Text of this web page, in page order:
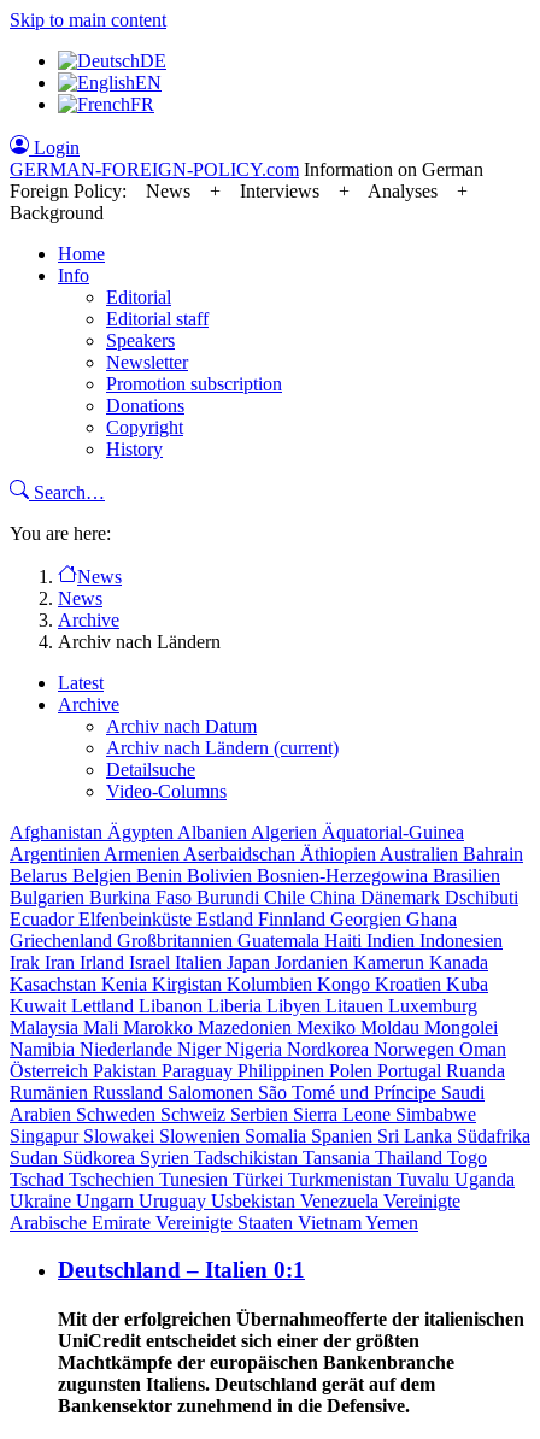
Skip to main content
DE
EN
FR
Login
GERMAN-FOREIGN-POLICY.com Information on German
Foreign Policy: News + Interviews + Analyses +
Background
Home
Info
Editorial
Editorial staff
Speakers
Newsletter
Promotion subscription
Donations
Copyright
History
Search…
You are here:
News
News
Archive
Archiv nach Ländern
Latest
Archive
Archiv nach Datum
Archiv nach Ländern (current)
Detailsuche
Video-Columns
Afghanistan Ägypten Albanien Algerien Äquatorial-Guinea
Argentinien Armenien Aserbaidschan Äthiopien Australien Bahrain
Belarus Belgien Benin Bolivien Bosnien-Herzegowina Brasilien
Bulgarien Burkina Faso Burundi Chile China Dänemark Dschibuti
EcuadorElfenbeinküste Estland Finnland Georgien Ghana
Griechenland Großbritannien Guatemala Haiti Indien Indonesien
Irak Iran Irland Israel Italien Japan Jordanien Kamerun Kanada
Kasachstan Kenia Kirgistan Kolumbien Kongo Kroatien Kuba
Kuwait Lettland Libanon Liberia Libyen Litauen Luxemburg
Malaysia Mali Marokko Mazedonien Mexiko Moldau Mongolei
Namibia Niederlande NigerNigeria Nordkorea Norwegen Oman
Österreich Pakistan Paraguay Philippinen Polen Portugal Ruanda
Rumänien Russland Salomonen São Tomé und Príncipe Saudi
Arabien Schweden Schweiz Serbien Sierra Leone Simbabwe
Singapur Slowakei Slowenien Somalia Spanien Sri Lanka Südafrika
Sudan Südkorea Syrien Tadschikistan Tansania Thailand Togo
Tschad Tschechien Tunesien Türkei Turkmenistan Tuvalu Uganda
Ukraine Ungarn Uruguay Usbekistan Venezuela Vereinigte
Arabische Emirate Vereinigte Staaten VietnamYemen
Deutschland – Italien 0:1
Mit der erfolgreichen Übernahmeofferte der italienischen
UniCredit entscheidet sich einer der größten
Machtkämpfe der europäischen Bankenbranche
zugunsten Italiens. Deutschland gerät auf dem
Bankensektor zunehmend in die Defensive.